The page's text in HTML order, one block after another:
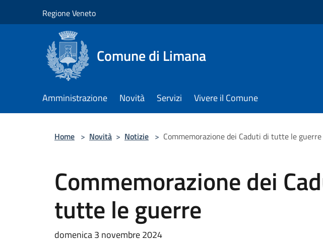
Regione Veneto
Comune di Limana
Amministrazione Novità Servizi Vivere il Comune
Home > Novità > Notizie > Commemorazione dei Caduti di tutte le guerre
Commemorazione dei
tutte le guerre
domenica 3 novembre 2024